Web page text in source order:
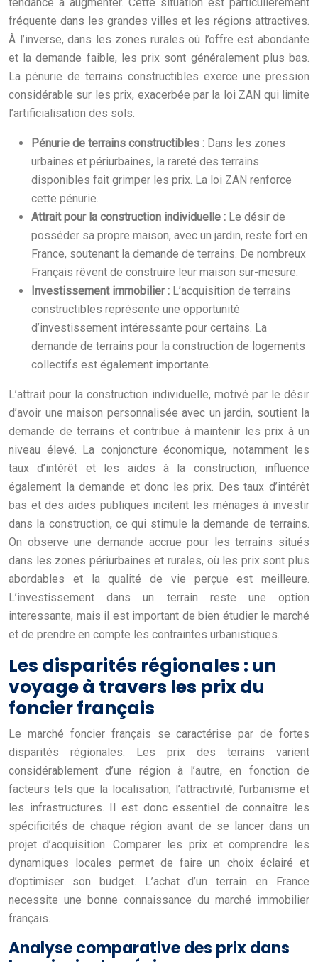
fréquente dans les grandes villes et les régions attractives.
À l’inverse, dans les zones rurales où l’offre est abondante
et la demande faible, les prix sont généralement plus bas.
La pénurie de terrains constructibles exerce une pression
considérable sur les prix, exacerbée par la loi ZAN qui limite
l’artificialisation des sols.
Pénurie de terrains constructibles : Dans les zones
urbaines et périurbaines, la rareté des terrains
disponibles fait grimper les prix. La loi ZAN renforce
cette pénurie.
Attrait pour la construction individuelle : Le désir de
posséder sa propre maison, avec un jardin, reste fort en
France, soutenant la demande de terrains. De nombreux
Français rêvent de construire leur maison sur-mesure.
Investissement immobilier : L’acquisition de terrains
constructibles représente une opportunité
d’investissement intéressante pour certains. La
demande de terrains pour la construction de logements
collectifs est également importante.
L’attrait pour la construction individuelle, motivé par le désir
d’avoir une maison personnalisée avec un jardin, soutient la
demande de terrains et contribue à maintenir les prix à un
niveau élevé. La conjoncture économique, notamment les
taux d’intérêt et les aides à la construction, influence
également la demande et donc les prix. Des taux d’intérêt
bas et des aides publiques incitent les ménages à investir
dans la construction, ce qui stimule la demande de terrains.
On observe une demande accrue pour les terrains situés
dans les zones périurbaines et rurales, où les prix sont plus
abordables et la qualité de vie perçue est meilleure.
L’investissement dans un terrain reste une option
interessante, mais il est important de bien étudier le marché
et de prendre en compte les contraintes urbanistiques.
Les disparités régionales : un
voyage à travers les prix du
foncier français
Le marché foncier français se caractérise par de fortes
disparités régionales. Les prix des terrains varient
considérablement d’une région à l’autre, en fonction de
facteurs tels que la localisation, l’attractivité, l’urbanisme et
les infrastructures. Il est donc essentiel de connaître les
spécificités de chaque région avant de se lancer dans un
projet d’acquisition. Comparer les prix et comprendre les
dynamiques locales permet de faire un choix éclairé et
d’optimiser son budget. L’achat d’un terrain en France
necessite une bonne connaissance du marché immobilier
français.
Analyse comparative des prix dans